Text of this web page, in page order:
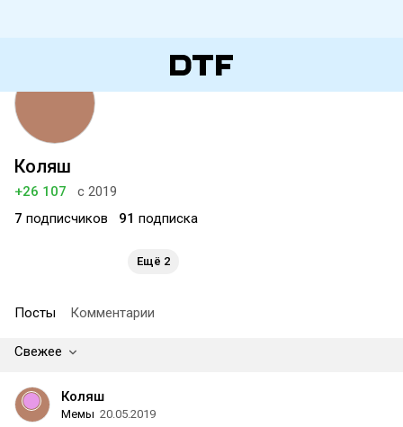
Коляш
+26 107
с 2019
7 подписчиков 91 подписка
Ещё 2
Посты Комментарии
Свежее
Коляш
Мемы 20.05.2019